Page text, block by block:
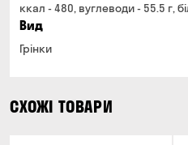
ккал - 480, вуглеводи - 55.5 г,
Вид
Грінки
СХОЖІ ТОВАРИ